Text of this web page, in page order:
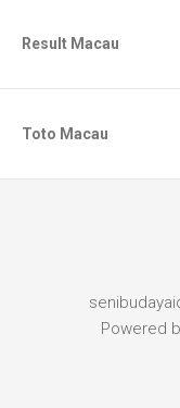
Result Macau
Toto Macau
Powered